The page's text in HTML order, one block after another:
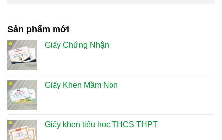
Sản phẩm mới
Giấy Chứng Nhận
Giấy Khen Mầm Non
Giấy khen tiểu học THCS THPT